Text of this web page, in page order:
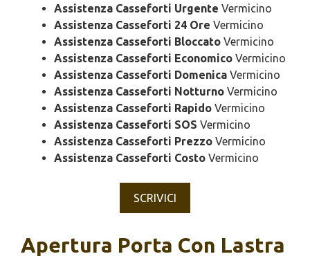
Assistenza Casseforti Urgente Vermicino
Assistenza Casseforti 24 Ore Vermicino
Assistenza Casseforti Bloccato Vermicino
Assistenza Casseforti Economico Vermicino
Assistenza Casseforti Domenica Vermicino
Assistenza Casseforti Notturno Vermicino
Assistenza Casseforti Rapido Vermicino
Assistenza Casseforti SOS Vermicino
Assistenza Casseforti Prezzo Vermicino
Assistenza Casseforti Costo Vermicino
SCRIVICI
Apertura Porta Con Lastra